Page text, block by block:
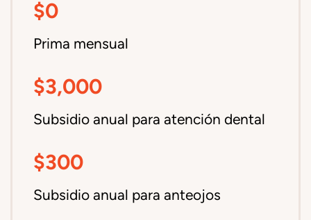
$0
Prima mensual
$3,000
Subsidio anual para atención dental
$300
Subsidio anual para anteojos